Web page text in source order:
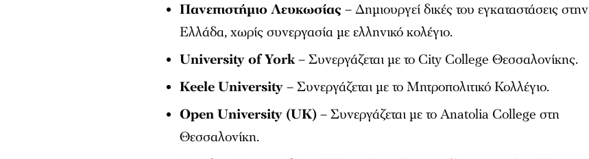
Πανεπιστήμιο Λευκωσίας – Δημιουργεί δικές του εγκαταστάσεις στην
Ελλάδα, χωρίς συνεργασία με ελληνικό κολέγιο.
University of York– Συνεργάζεται με το City College Θεσσαλονίκης.
Keele University– Συνεργάζεται με το Μητροπολιτικό Κολλέγιο.
Open University (UK)– Συνεργάζεται με το Anatolia College στη
Θεσσαλονίκη.